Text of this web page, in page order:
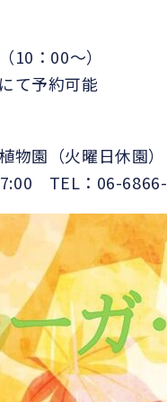
10：00～）
て予約可能
物園（火曜日休園）
TEL：06-